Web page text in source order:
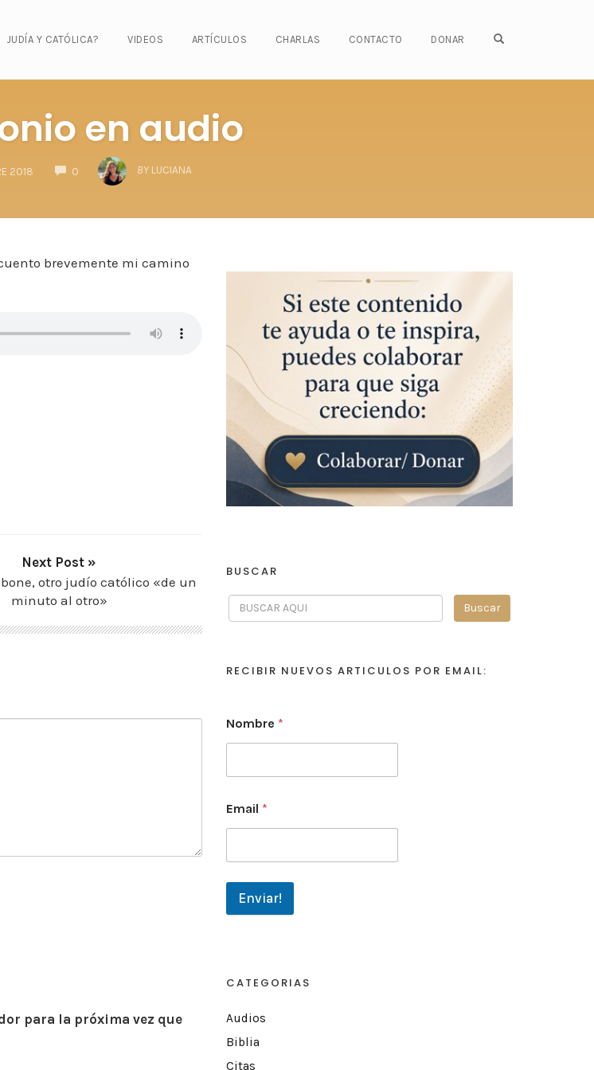
JUDÍA Y CATÓLICA? VIDEOS ARTÍCULOS CHARLAS CONTACTO DONAR
en audio
2018 0
COMMENTS
BY LUCIANA
brevemente mi camino
Next Post »
otro judío católico «de un
minuto al otro»
para la próxima vez que
BUSCAR
RECIBIR NUEVOS ARTICULOS POR EMAIL:
Nombre *
Email *
Enviar!
CATEGORIAS
Audios
Biblia
Citas